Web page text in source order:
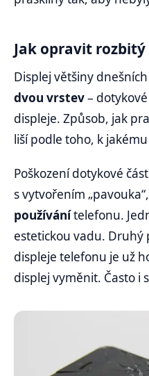
Jak opravit
Displej většiny
dvou vrstev–
displeje. Způsob, jak
liší podle toho, k
Poškození dotykové
s vytvořením
používánítelefonu.
estetickou vadu. Druhý
displeje telefonu je už
displej vyměnit. Často i